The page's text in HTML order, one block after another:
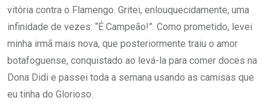
vitória contra o Flamengo. Gritei, enlouquecidamente, uma
infinidade de vezes: “É Campeão!”. Como prometido, levei
minha irmã mais nova, que posteriormente traiu o amor
botafoguense, conquistado ao levá-la para comer doces na
Dona Didi e passei toda a semana usando as camisas que
eu tinha do Glorioso.